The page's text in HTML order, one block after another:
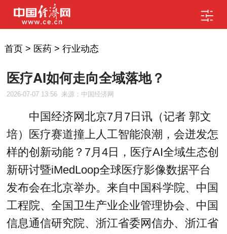
首页> 医药> 行业动态
医疗AI如何走向全域落地？
2026-07-07 13:56 来源：中国经济网
中国经济网北京7月7日讯（记者 郭文
培）医疗赛道撞上人工智能浪潮，会迸发怎
样的创新动能？7月4日，医疗AI全域生态创
新研讨暨iMedLoop全球医疗影像数据平台
发布会在北京举办。来自中国科学院、中国
工程院、全国卫生产业企业管理协会、中国
信息通信研究院、浙江省委网信办、浙江省